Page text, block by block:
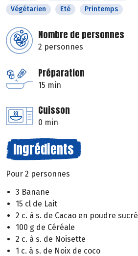
Végétarien
Eté Printemps
Nombre de personnes
2 personnes
Préparation
15 min
Cuisson
0 min
Ingrédients
Pour 2 personnes
3 Banane
15 cl de Lait
2 c. à s. de Cacao en poudre sucré
100 g de Céréale
2 c. à s. de Noisette
1 c. à s. de Noix de coco